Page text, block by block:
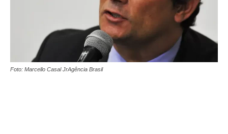
Foto: Marcello Casal JrAgência Brasil